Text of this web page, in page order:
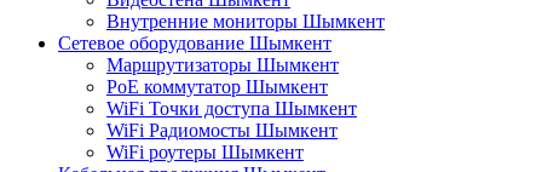
Внутренние мониторы Шымкент
Сетевое оборудование Шымкент
Маршрутизаторы Шымкент
PoE коммутатор Шымкент
WiFi Точки доступа Шымкент
WiFi Радиомосты Шымкент
WiFi роутеры Шымкент